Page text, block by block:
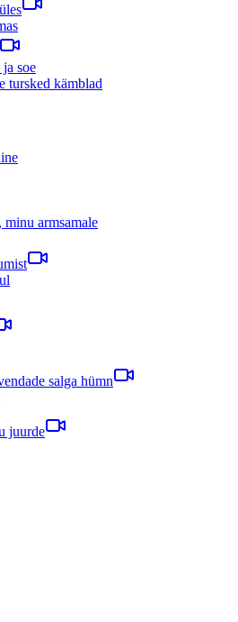
soe
tursked kämblad
minu armsamale
salga hümn
juurde